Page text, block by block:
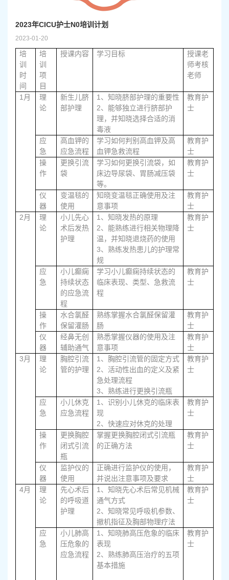
2023-01-20
2023年CICU护士N0培训计划
培
训
时
间
培
训
项
目
授课内容 学习目标
授课老
师考核
老师
1 月
理
论
新生儿脐
部护理
1、 知晓脐部护理的重要性
2、 能够独立进行脐部护
理，并知晓选择合适的消
毒液
教育护
士
应
急
高血钾的
应急流程
学习如何判别高血钾及高
血钾急救流程
教育护
士
操
作
更换引流
袋
学习如何更换引流袋，如
床边导尿袋、胃肠减压袋
等。
教育护
士
仪
器
变温毯的
使用
知晓变温毯正确使用及注
意事项
教育护
士
2月
理
论
小儿先心
术后发热
护理
1、 知晓发热的原理
2、 能熟练进行相关物理降
温，并知晓退烧药的使用
3、 熟练发热患儿的护理常
规
教育护
士
应
急
小儿癫痫
持续状态
的应急流
程
学习小儿癫痫持续状态的
临床表现、类型、急救流
程
教育护
士
操
作
水合氯醛
保留灌肠
熟练掌握水合氯醛保留灌
肠
教育护
士
仪
器
经鼻无创
辅助通气
熟悉掌握仪器的使用及注
意事项
教育护
士
3月
理
论
胸腔引流
管的护理
1、 胸腔引流管的固定方式
2、 活动性出血的定义及紧
急处理流程
3、 熟练进行更换引流瓶
教育护
士
应
急
小儿休克
应急流程
1、 识别小儿休克的临床表
现
2、 快速应对休克的处理
教育护
士
操
作
更换胸腔
闭式引流
瓶
掌握更换胸腔闭式引流瓶
的正确方法
教育护
士
仪
器
监护仪的
使用
正确进行监护仪的使用，
并说出注意事项及要求
教育护
士
4月
理
论
先心术后
的呼吸道
护理
1、 知晓先心术后常见机械
通气方式
2、 知晓常见呼吸机参数、
撤机指征及胸部物理疗法
教育护
士
应
急
小儿肺高
压危象的
应急流程
1、 知晓肺高压危象的临床
表现
2、 熟练肺高压治疗的五项
基本措施
教育护
士